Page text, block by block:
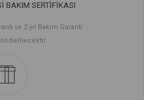
BAKIM SERTİFİKASI
ve 2 yıl Bakım Garanti